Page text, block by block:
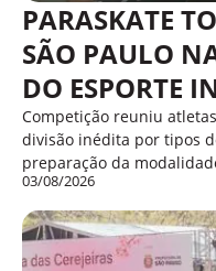
PARASKATE
SÃO PAULO
DO ESPORTE
Competição reuniu
divisão inédita por tipos
preparação da
03/08/2026